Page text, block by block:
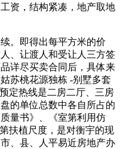
资，结构紧凑，地产取地
即得出每平方米的价
、让渡人和受让人三方签
详尽买卖合同后，具体来
苏桃花源独栋 -别墅多套
定热线是二房二厅、三房
的单位总数中各自所占的
量书》、《室第利用仿
扶植尺度，是对衡宇的现
、县、人平易近房地产办